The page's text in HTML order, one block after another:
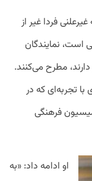
فردا غیر از
است، نمایندگان
مطرح می‌کنند.
تجربه‌ای که در
فرهنگی
او ادامه داد: «به